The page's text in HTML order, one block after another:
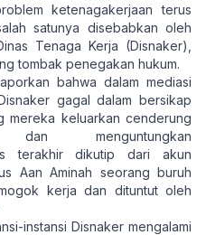
ketenagakerjaan terus
satunya disebabkan oleh
Tenaga Kerja (Disnaker),
tombak penegakan hukum.
bahwa dalam mediasi
gagal dalam bersikap
mereka keluarkan cenderung
menguntungkan
terakhir dikutip dari akun
Aan Aminah seorang buruh
kerja dan dituntut oleh
instansi Disnaker mengalami